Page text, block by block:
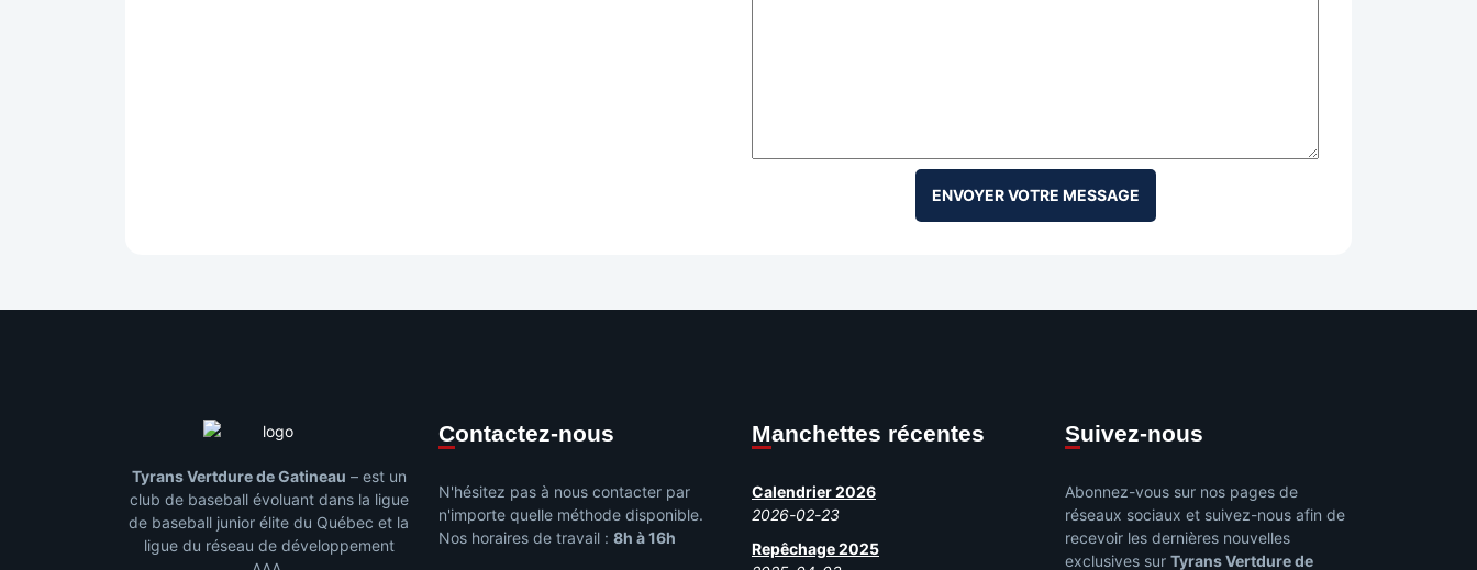
Tyrans Vertdure de Gatineau – est un
club de baseball évoluant dans la ligue
de baseball junior élite du Québec et la
ligue du réseau de développement
Contactez-nous
N'hésitez pas à nous contacter par
n'importe quelle méthode disponible.
Nos horaires de travail : 8h à 16h
Manchettes récentes
Calendrier 2026
2026-02-23
Repêchage 2025
Suivez-nous
Abonnez-vous sur nos pages de
réseaux sociaux et suivez-nous afin de
recevoir les dernières nouvelles
exclusives sur Tyrans Vertdure de